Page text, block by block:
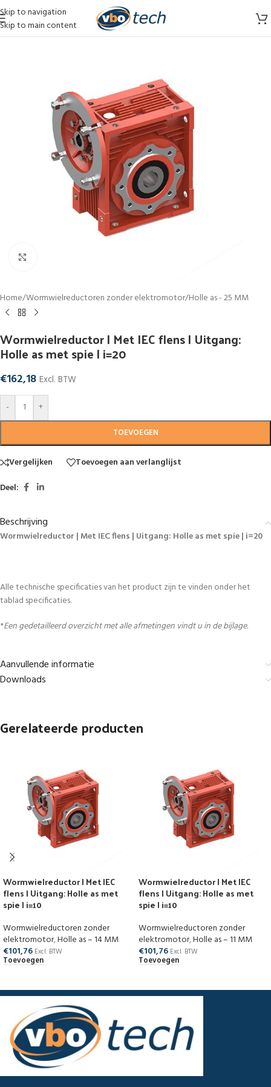
Skip to navigation
Skip to main content
Home/Wormwielreductoren zonder elektromotor/Holle as - 25 MM
Wormwielreductor | Met IEC flens | Uitgang:
Holle as met spie | i=20
€162,18 Excl. BTW
-
+
TOEVOEGEN
Vergelijken
Toevoegen aan verlanglijst
Deel:
Beschrijving
Wormwielreductor | Met IEC flens | Uitgang: Holle as met spie | i=20
Alle technische specificaties van het product zijn te vinden onder het
tablad specificaties.
*Een gedetailleerd overzicht met alle afmetingen vindt u in de bijlage.
Aanvullende informatie
Downloads
Gerelateerde producten
Wormwielreductor | Met IEC
flens | Uitgang: Holle as met
spie | i=10
Wormwielreductoren zonder
elektromotor,Holle as – 14 MM
€101,76 Excl. BTW
Toevoegen
Wormwielreductor | Met IEC
flens | Uitgang: Holle as met
spie | i=10
Wormwielreductoren zonder
elektromotor,Holle as – 11 MM
€101,76 Excl. BTW
Toevoegen